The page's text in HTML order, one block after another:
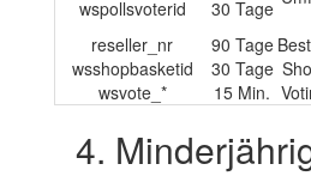
wspollsvoterid
30 Tage
reseller_nr
90 Tage
wsshopbasketid
30 Tage
wsvote_*
15 Min.
4.